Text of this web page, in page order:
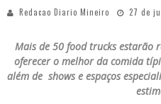
Redacao Diario Mineiro 27 de
Mais de 50 food trucks estarão
oferecero melhor da comida
além de shows e espaços